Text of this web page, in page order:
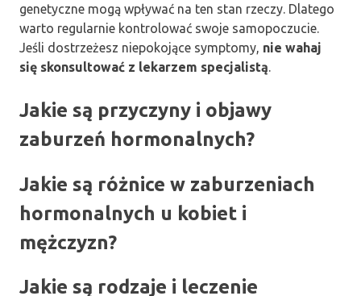
genetyczne mogą wpływać na ten stan rzeczy. Dlatego
warto regularnie kontrolować swoje samopoczucie.
Jeśli dostrzeżesz niepokojące symptomy, nie wahaj
się skonsultować z lekarzem specjalistą.
Jakie są przyczyny i objawy
zaburzeń hormonalnych?
Jakie są różnice w zaburzeniach
hormonalnych u kobiet i
mężczyzn?
Jakie są rodzaje i leczenie